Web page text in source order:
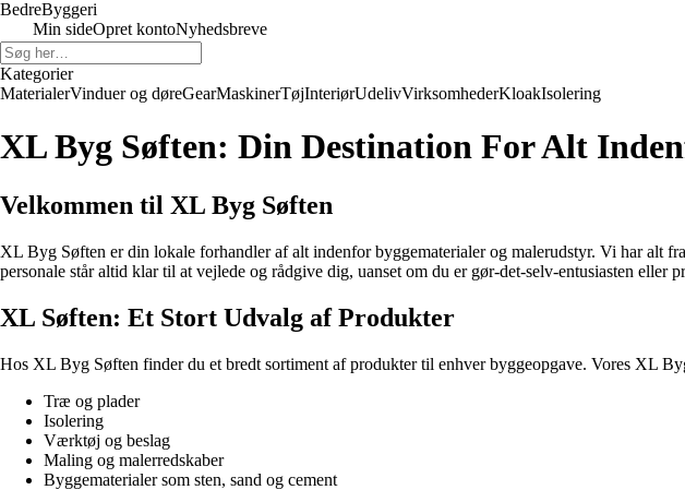
BedreByggeri
Min sideOpret kontoNyhedsbreve
Kategorier
MaterialerVinduer og døreGearMaskinerTøjInteriørUdelivVirksomhederKloakIsolering
XL Byg Søften: Din Destination For Alt
Velkommen til XL Byg Søften
XL Byg Søften er din lokale forhandler af alt indenfor byggematerialer og malerudstyr. Vi har alt
personale står altid klar til at vejlede og rådgive dig, uanset om du er gør-det-selv-entusiasten eller
XL Søften: Et Stort Udvalg af Produkter
Hos XL Byg Søften finder du et bredt sortiment af produkter til enhver byggeopgave. Vores XL
Træ og plader
Isolering
Værktøj og beslag
Maling og malerredskaber
Byggematerialer som sten, sand og cement